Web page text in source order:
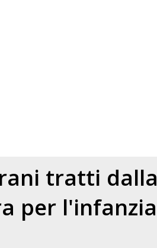
tratti dalla
per l'infanzia